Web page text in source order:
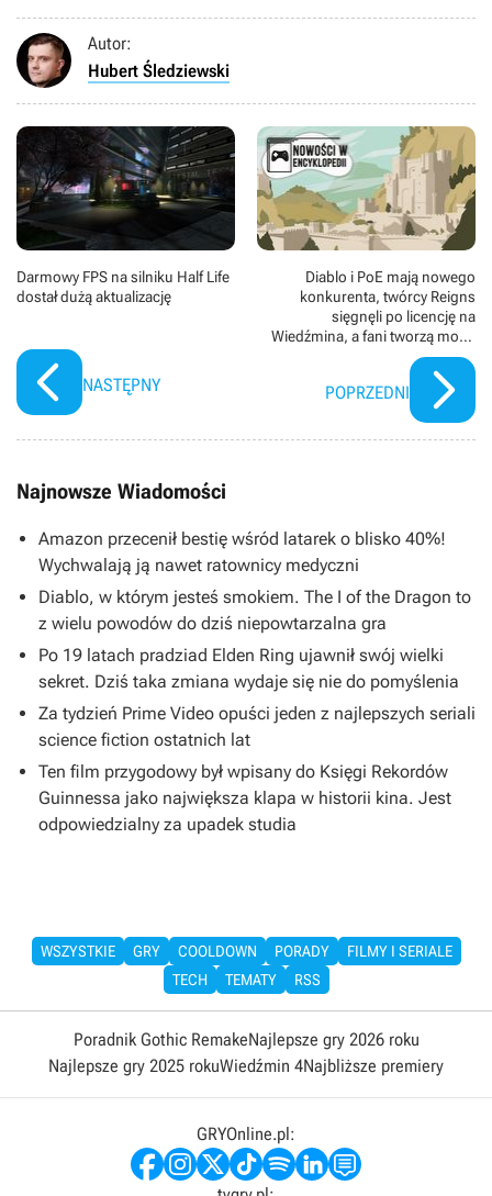
Autor:
Hubert Śledziewski
Darmowy FPS na silniku Half Life
dostał dużą aktualizację
NASTĘPNY
Diablo i PoE mają nowego
konkurenta, twórcy Reigns
sięgnęli po licencję na
Wiedźmina, a fani tworzą moda
gruntownie odświeżającego i
przebudowującego Gothica II
POPRZEDNI
Najnowsze Wiadomości
Amazon przecenił bestię wśród latarek o blisko 40%!
Wychwalają ją nawet ratownicy medyczni
Diablo, w którym jesteś smokiem. The I of the Dragon to
z wielu powodów do dziś niepowtarzalna gra
Po 19 latach pradziad Elden Ring ujawnił swój wielki
sekret. Dziś taka zmiana wydaje się nie do pomyślenia
Za tydzień Prime Video opuści jeden z najlepszych seriali
science fiction ostatnich lat
Ten film przygodowy był wpisany do Księgi Rekordów
Guinnessa jako największa klapa w historii kina. Jest
odpowiedzialny za upadek studia
WSZYSTKIE GRY COOLDOWN PORADY
FILMY I SERIALE
TECH
TEMATY RSS
Poradnik Gothic RemakeNajlepsze gry 2026 roku
Najlepsze gry 2025 rokuWiedźmin 4Najbliższe premiery
GRYOnline.pl: